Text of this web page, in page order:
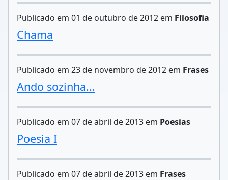
Publicado em 01 de outubro de 2012 em Filosofia
Chama
Publicado em 23 de novembro de 2012 em Frases
Ando sozinha...
Publicado em 07 de abril de 2013 em Poesias
Poesia I
Publicado em 07 de abril de 2013 em Frases